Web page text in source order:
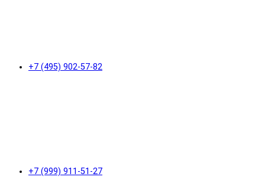
+7 (495) 902-57-82
+7 (999) 911-51-27